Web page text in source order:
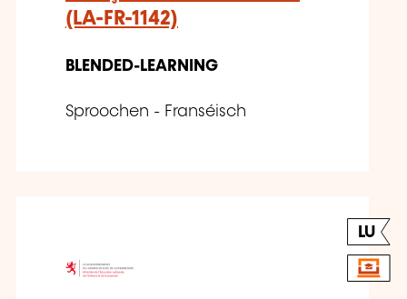
(LA-FR-1142)
BLENDED-LEARNING
Sproochen - Franséisch
LU